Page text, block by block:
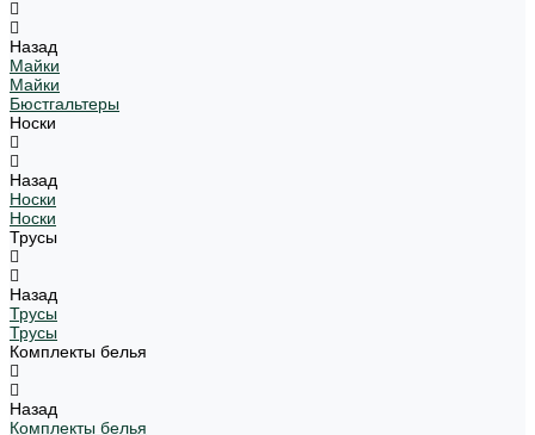
Назад
Майки
Майки
Бюстгальтеры
Носки
Назад
Носки
Носки
Трусы
Назад
Трусы
Трусы
Комплекты белья
Назад
Комплекты белья